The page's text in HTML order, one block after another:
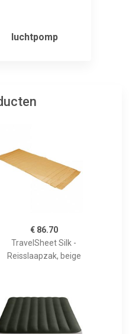
luchtpomp
€ 86.70
TravelSheet Silk -
Reisslaapzak, beige